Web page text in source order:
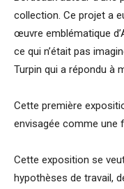
collection. Ce projet a
œuvre emblématique
ce qui n’était pas
Turpin qui a répondu à
Cette première
envisagée comme une
Cette exposition se
hypothèses de travail,